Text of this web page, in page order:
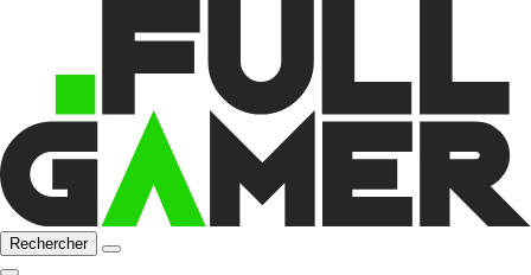
Rechercher